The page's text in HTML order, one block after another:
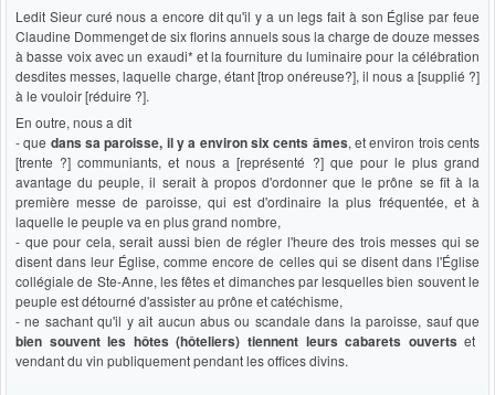
Ledit Sieur curé nous a encore dit qu'il y a un legs fait à son Église par feue
Claudine Dommenget de six florins annuels sous la charge de douze messes
à basse voix avec un exaudi* et la fourniture du luminaire pour la célébration
desdites messes, laquelle charge, étant [trop onéreuse?], il nous a [supplié ?]
à le vouloir [réduire ?].
En outre, nous a dit
- que dans sa paroisse, il y a environ six cents âmes, et environ trois cents
[trente ?] communiants, et nous a [représenté ?] que pour le plus grand
avantage du peuple, il serait à propos d'ordonner que le prône se fît à la
première messe de paroisse, qui est d'ordinaire la plus fréquentée, et à
laquelle le peuple va en plus grand nombre,
- que pour cela, serait aussi bien de régler l'heure des trois messes qui se
disent dans leur Église, comme encore de celles qui se disent dans l'Église
collégiale de Ste-Anne, les fêtes et dimanches par lesquelles bien souvent le
peuple est détourné d'assister au prône et catéchisme,
- ne sachant qu'il y ait aucun abus ou scandale dans la paroisse, sauf que
bien souvent les hôtes (hôteliers) tiennent leurs cabarets ouvertset
vendant du vin publiquement pendant les offices divins.